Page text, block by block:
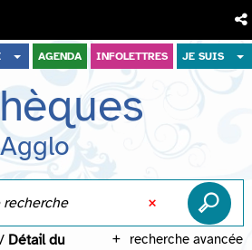
AGENDA INFOLETTRES JE SUIS
recherche avancée
/ Détail du